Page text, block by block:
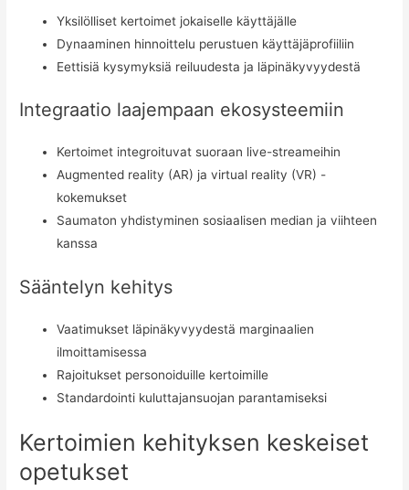
Yksilölliset kertoimet jokaiselle käyttäjälle
Dynaaminen hinnoittelu perustuen käyttäjäprofiiliin
Eettisiä kysymyksiä reiluudesta ja läpinäkyvyydestä
Integraatio laajempaan ekosysteemiin
Kertoimet integroituvat suoraan live-streameihin
Augmented reality (AR) ja virtual reality (VR) -
kokemukset
Saumaton yhdistyminen sosiaalisen median ja viihteen
kanssa
Sääntelyn kehitys
Vaatimukset läpinäkyvyydestä marginaalien
ilmoittamisessa
Rajoitukset personoiduille kertoimille
Standardointi kuluttajansuojan parantamiseksi
Kertoimien kehityksen keskeiset
opetukset